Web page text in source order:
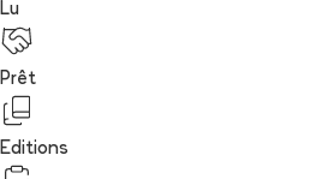
Lu
Prêt
Editions